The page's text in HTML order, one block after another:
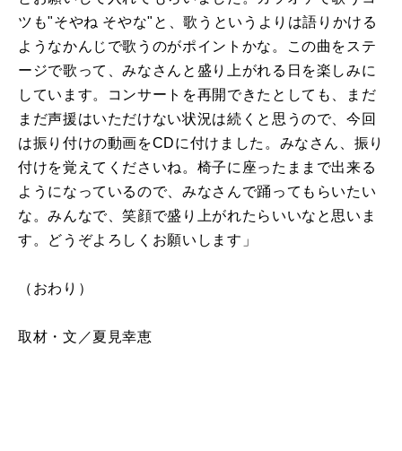
ツも"そやね そやな"と、歌うというよりは語りかける
ようなかんじで歌うのがポイントかな。この曲をステ
ージで歌って、みなさんと盛り上がれる日を楽しみに
しています。コンサートを再開できたとしても、まだ
まだ声援はいただけない状況は続くと思うので、今回
は振り付けの動画をCDに付けました。みなさん、振り
付けを覚えてくださいね。椅子に座ったままで出来る
ようになっているので、みなさんで踊ってもらいたい
な。みんなで、笑顔で盛り上がれたらいいなと思いま
す。どうぞよろしくお願いします」
（おわり）
取材・文／夏見幸恵